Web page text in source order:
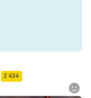
2 434